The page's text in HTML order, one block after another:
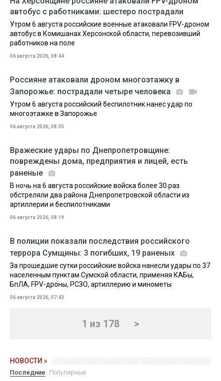
автобус с работниками: шестеро пострадали
Утром 6 августа российские военные атаковали FPV-дроном
автобус в Комишанах Херсонской области, перевозивший
работников на поле
06 августа 2026, 08:44
Россияне атаковали дроном многоэтажку в
Запорожье: пострадали четыре человека
Утром 6 августа российский беспилотник нанес удар по
многоэтажке в Запорожье
06 августа 2026, 08:35
Вражеские удары по Днепропетровщине:
повреждены дома, предприятия и лицей, есть
раненые
В ночь на 6 августа российские войска более 30 раз
обстреляли два района Днепропетровской области из
артиллерии и беспилотниками
06 августа 2026, 08:19
В полиции показали последствия российского
террора Сумщины: 3 погибших, 19 раненых
За прошедшие сутки российские войска нанесли удары по 37
населенным пунктам Сумской области, применяя КАБы,
БпЛА, FPV-дроны, РСЗО, артиллерию и минометы
06 августа 2026, 07:43
1 из 178 >
НОВОСТИ »
Последние Популярные